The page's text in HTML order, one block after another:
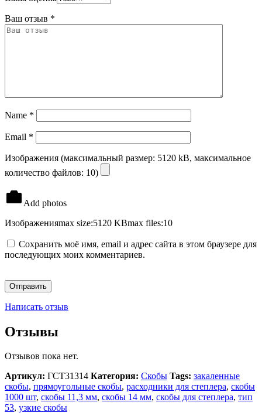
Ваш отзыв *
Name *
Email *
Изображения (максимальный размер: 5120 kB, максимальное
количество файлов: 10)
Add photos
Изображенияmax size:5120 KBmax files:10
Сохранить моё имя, email и адрес сайта в этом браузере для
последующих моих комментариев.
Написать отзыв
Отзывы
Отзывов пока нет.
Артикул: ГСТ31314 Категория: Скобы Tags: закаленные
скобы, прямоугольные скобы, расходники для степлера, скобы
1000 шт, скобы 11,3 мм, скобы 14 мм, скобы для степлера, тип
53, узкие скобы